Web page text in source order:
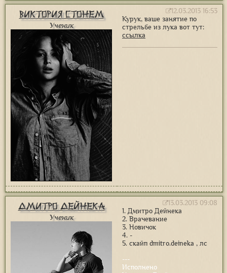
Виктория Стонем
Ученик
12.03.2013 16:53
Курук, ваше занятие по
стрельбе из лука вот тут:
ссылка
Дмитро Дейнека
Ученик
13.03.2013 09:08
1. Дмитро Дейнека
2. Врачевание
3. Новичок
4. -
5. скайп dmitro.deineka , лс
---
Исполнено